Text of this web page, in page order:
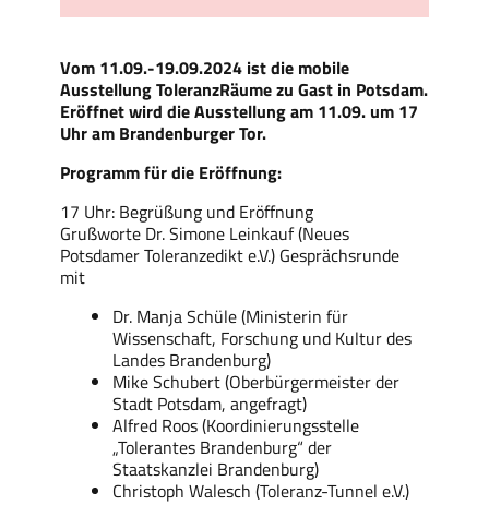
Vom 11.09.-19.09.2024 ist die mobile
Ausstellung ToleranzRäume zu Gast in Potsdam.
Eröffnet wird die Ausstellung am 11.09. um 17
Uhr am Brandenburger Tor.
Programm für die Eröffnung:
17 Uhr: Begrüßung und Eröffnung
Grußworte Dr. Simone Leinkauf (Neues
Potsdamer Toleranzedikt e.V.) Gesprächsrunde
mit
Dr. Manja Schüle (Ministerin für
Wissenschaft, Forschung und Kultur des
Landes Brandenburg)
Mike Schubert (Oberbürgermeister der
Stadt Potsdam, angefragt)
Alfred Roos (Koordinierungsstelle
„Tolerantes Brandenburg“ der
Staatskanzlei Brandenburg)
Christoph Walesch (Toleranz-Tunnel e.V.)